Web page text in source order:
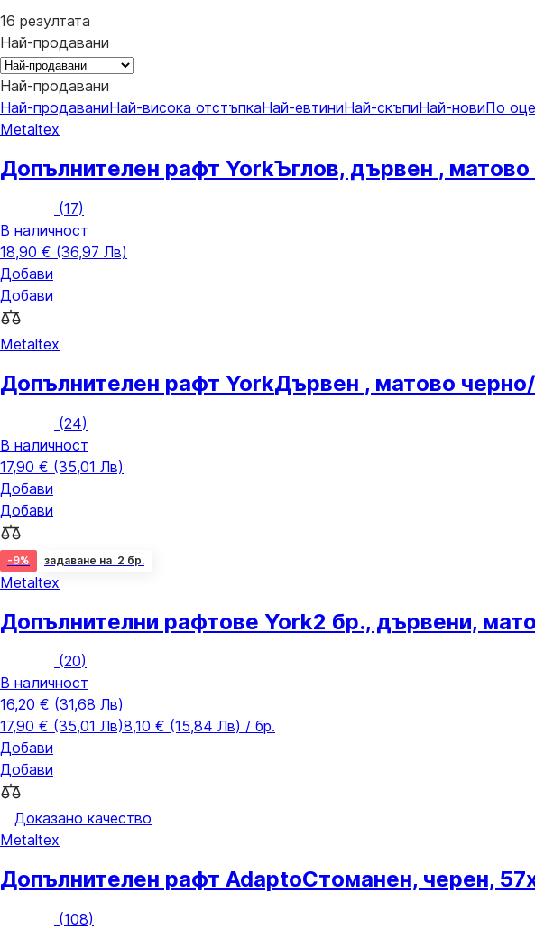
16 резултата
Най-продавани
Най-продавани
Най-продаваниНай-висока отстъпкаНай-евтиниНай-скъпиНай-новиПо
Metaltex
Допълнителен рафт YorkЪглов, дървен ,
(17)
В наличност
18,90 € (36,97 Лв)
Добави
Добави
Metaltex
Допълнителен рафт YorkДървен , матово
(24)
В наличност
17,90 € (35,01 Лв)
Добави
Добави
-9% задаване на 2 бр.
Metaltex
Допълнителни рафтове York2 бр., дървени,
(20)
В наличност
16,20 € (31,68 Лв)
17,90 € (35,01 Лв)8,10 € (15,84 Лв) / бр.
Добави
Добави
Доказано качество
Metaltex
Допълнителен рафт AdaptoСтоманен, черен,
(108)